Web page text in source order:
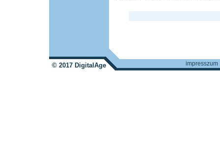
© 2017 DigitalAge impresszum